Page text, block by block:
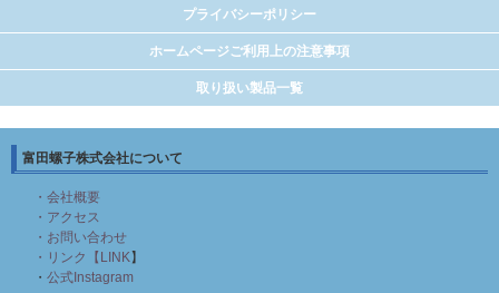
プライバシーポリシー
ホームページご利用上の注意事項
取り扱い製品一覧
富田螺子株式会社について
・会社概要
・アクセス
・お問い合わせ
・リンク【LINK】
・ 公式Instagram